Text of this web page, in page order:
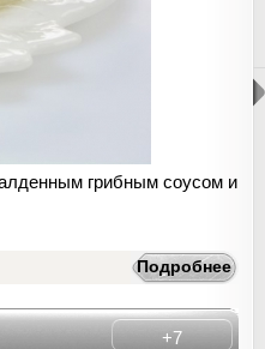
грибным соусом и
Подробнее
+7